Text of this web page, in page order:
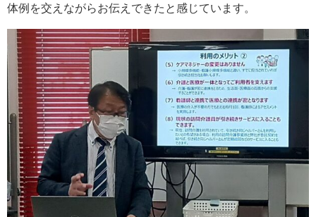
体例を交えながらお伝えできたと感じています。